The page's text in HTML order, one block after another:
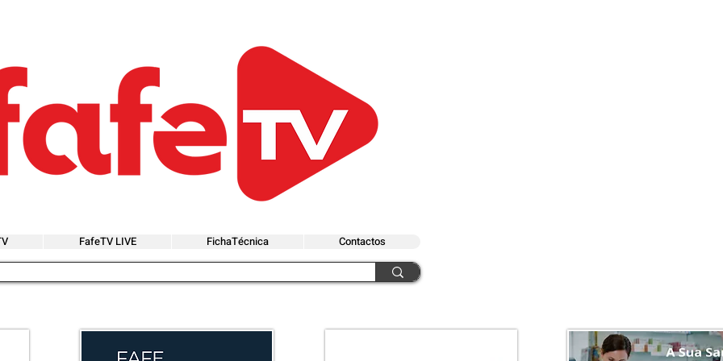
FafeTV LIVE FichaTécnica Contactos